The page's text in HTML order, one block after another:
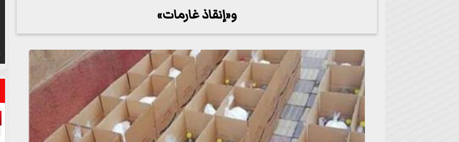
و«إنقاذ غارمات»